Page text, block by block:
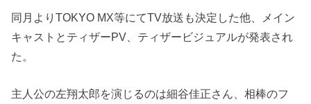
同月よりTOKYO MX等にてTV放送も決定した他、メイン
キャストとティザーPV、ティザービジュアルが発表され
た。
主人公の左翔太郎を演じるのは細谷佳正さん、相棒のフ